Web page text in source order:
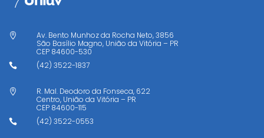

Av. Bento Munhoz da Rocha Neto, 3856
São Basílio Magno, União da Vitória – PR
CEP 84600-530
 (42) 3522-1837

R. Mal. Deodoro da Fonseca, 622
Centro, União da Vitória – PR
CEP 84600-115
 (42) 3522-0553